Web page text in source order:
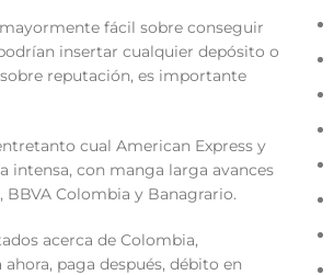
fácil sobre conseguir
insertar cualquier depósito o
reputación, es importante
cual American Express y
intensa, con manga larga avances
Colombia y Banagrario.
acerca de Colombia,
paga después, débito en